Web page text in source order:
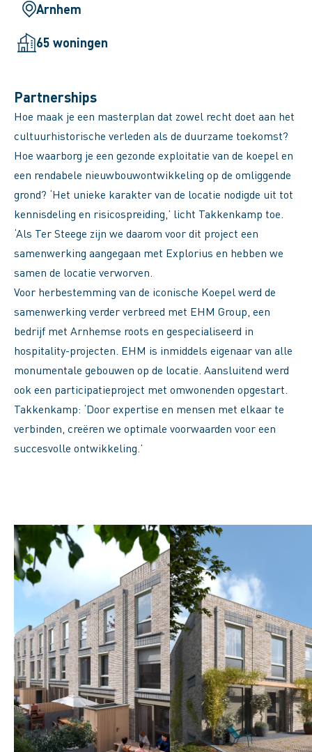
Arnhem
65 woningen
Partnerships
Hoe maak je een masterplan dat zowel recht doet aan het
cultuurhistorische verleden als de duurzame toekomst?
Hoe waarborg je een gezonde exploitatie van de koepel en
een rendabele nieuwbouwontwikkeling op de omliggende
grond? ‘Het unieke karakter van de locatie nodigde uit tot
kennisdeling en risicospreiding,’ licht Takkenkamp toe.
‘Als Ter Steege zijn we daarom voor dit project een
samenwerking aangegaan met Explorius en hebben we
samen de locatie verworven.
Voor herbestemming van de iconische Koepel werd de
samenwerking verder verbreed met EHM Group, een
bedrijf met Arnhemse roots en gespecialiseerd in
hospitality-projecten. EHM is inmiddels eigenaar van alle
monumentale gebouwen op de locatie. Aansluitend werd
ook een participatieproject met omwonenden opgestart.
Takkenkamp: ‘Door expertise en mensen met elkaar te
verbinden, creëren we optimale voorwaarden voor een
succesvolle ontwikkeling.’